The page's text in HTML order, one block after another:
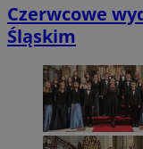
Czerwcowe
Śląskim